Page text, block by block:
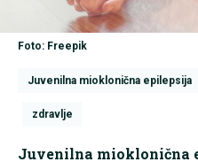
Foto: Freepik
Juvenilna mioklonična epilepsija
zdravlje
Juvenilna mioklonična